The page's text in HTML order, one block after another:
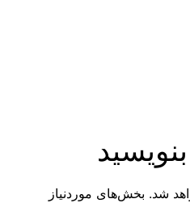
شد. بخش‌های موردنیاز